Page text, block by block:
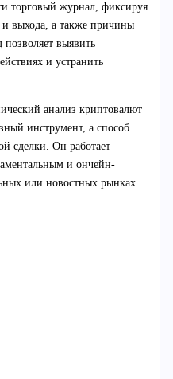
торговый журнал, фиксируя
выхода, а также причины
выявить
и устранить
анализ криптовалют
инструмент, а способ
сделки. Он работает
и ончейн-
или новостных рынках.